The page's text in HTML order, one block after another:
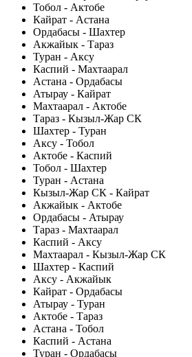
Тобол - Актобе
Кайрат - Астана
Ордабасы - Шахтер
Акжайык - Тараз
Туран - Аксу
Каспий - Махтаарал
Астана - Ордабасы
Атырау - Кайрат
Махтаарал - Актобе
Тараз - Кызыл-Жар СК
Шахтер - Туран
Аксу - Тобол
Актобе - Каспий
Тобол - Шахтер
Туран - Астана
Кызыл-Жар СК - Кайрат
Акжайык - Актобе
Ордабасы - Атырау
Тараз - Махтаарал
Каспий - Аксу
Махтаарал - Кызыл-Жар СК
Шахтер - Каспий
Аксу - Акжайык
Кайрат - Ордабасы
Атырау - Туран
Актобе - Тараз
Астана - Тобол
Каспий - Астана
Туран - Ордабасы